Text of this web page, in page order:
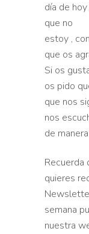
día de
que no
estoy ,
que os
Si os
os pido
que nos
nos
de
Recuerda
quieres
semana
nuestra